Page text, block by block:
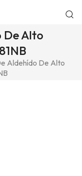
De Alto
Aldehído De Alto